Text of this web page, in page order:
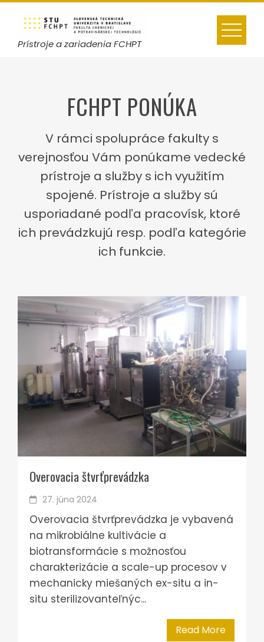
Skip
content
Prístroje a zariadenia FCHPT
FCHPT PONÚKA
V rámci spolupráce fakulty s
verejnosťou Vám ponúkame vedecké
prístroje a služby s ich využitím
spojené. Prístroje a služby sú
usporiadané podľa pracovísk, ktoré
ich prevádzkujú resp. podľa kategórie
ich funkcie.
Overovacia štvrťprevádzka
27. júna 2024
Overovacia štvrťprevádzka je vybavená
na mikrobiálne kultivácie a
biotransformácie s možnosťou
charakterizácie a scale-up procesov v
mechanicky miešaných ex-situ a in-
situ sterilizovanteľnýc...
Read More